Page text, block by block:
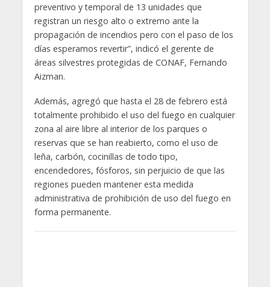
preventivo y temporal de 13 unidades que
registran un riesgo alto o extremo ante la
propagación de incendios pero con el paso de los
días esperamos revertir”, indicó el gerente de
áreas silvestres protegidas de CONAF, Fernando
Aizman.
Además, agregó que hasta el 28 de febrero está
totalmente prohibido el uso del fuego en cualquier
zona al aire libre al interior de los parques o
reservas que se han reabierto, como el uso de
leña, carbón, cocinillas de todo tipo,
encendedores, fósforos, sin perjuicio de que las
regiones pueden mantener esta medida
administrativa de prohibición de uso del fuego en
forma permanente.